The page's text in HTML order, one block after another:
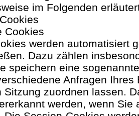
im Folgenden
werden automatisiert
Dazu zählen
speichern eine
Anfragen Ihres
Sitzung zuordnen lassen.
werden, wenn Sie